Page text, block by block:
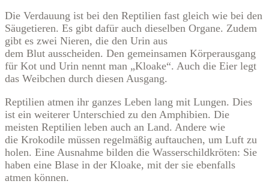
Die Verdauung ist bei den Reptilien fast gleich wie bei den
Säugetieren. Es gibt dafür auch dieselben Organe. Zudem
gibt es zwei Nieren, die den Urin aus
dem Blut ausscheiden. Den gemeinsamen Körperausgang
für Kot und Urin nennt man „Kloake“. Auch die Eier legt
das Weibchen durch diesen Ausgang.
Reptilien atmen ihr ganzes Leben lang mit Lungen. Dies
ist ein weiterer Unterschied zu den Amphibien. Die
meisten Reptilien leben auch an Land. Andere wie
die Krokodile müssen regelmäßig auftauchen, um Luft zu
holen. Eine Ausnahme bilden die Wasserschildkröten: Sie
haben eine Blase in der Kloake, mit der sie ebenfalls
atmen können.